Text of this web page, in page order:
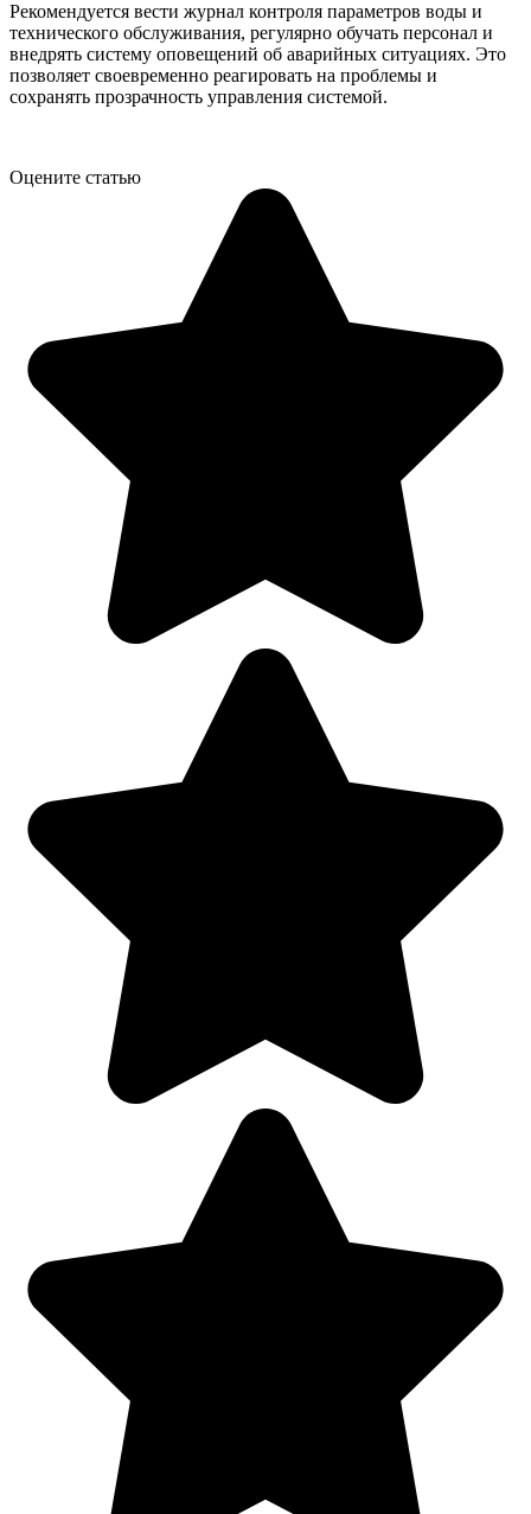
Рекомендуется вести журнал контроля параметров воды и
технического обслуживания, регулярно обучать персонал и
внедрять систему оповещений об аварийных ситуациях. Это
позволяет своевременно реагировать на проблемы и
сохранять прозрачность управления системой.
Оцените статью